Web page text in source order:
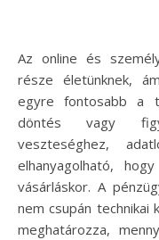
Az online és személyes fizetés ma már mindennapos
része életünknek,
egyre fontosabb a
döntés vagy
veszteséghez,
elhanyagolható,
vásárláskor. A
nem csupán technikai
meghatározza,